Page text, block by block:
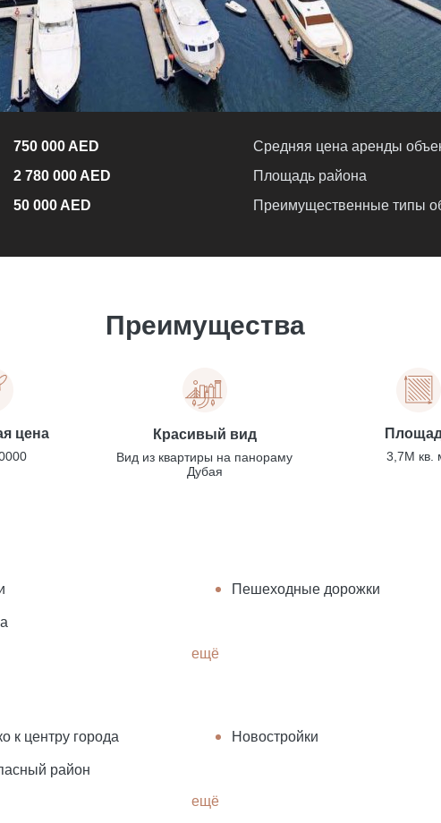
750 000 AED
2 780 000 AED
50 000 AED
Средняя цена аренды
Площадь района
Преимущественные типы
Преимущества
цена Красивый вид
Вид из квартиры на панораму
Дубая
3,7М кв.
Пешеходные дорожки
ещё
к центру города Новостройки
район
ещё